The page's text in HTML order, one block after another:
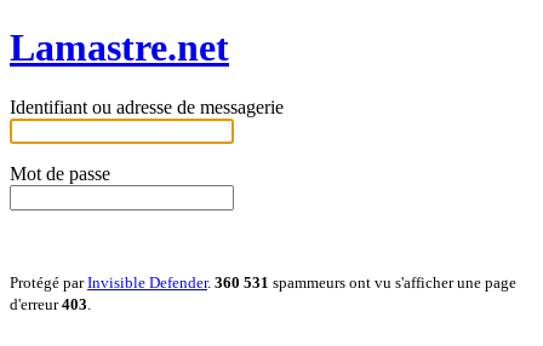
Lamastre.net
Identifiant ou adresse de messagerie
Mot de passe
Protégé parInvisible Defender. 360 531 spammeurs ont vu s'afficher une page
d'erreur403